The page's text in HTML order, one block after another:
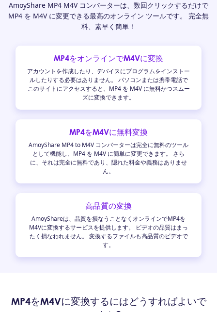
AmoyShare MP4 M4V コンバーターは、数回クリックするだけで
MP4 を M4V に変更できる最高のオンライン ツールです。 完全無
料、素早く簡単！
MP4をオンラインでM4Vに変換
アカウントを作成したり、デバイスにプログラムをインストー
ルしたりする必要はありません。 パソコンまたは携帯電話で
このサイトにアクセスすると、MP4 を M4V に無料かつスムー
ズに変換できます。
MP4をM4Vに無料変換
AmoyShare MP4 to M4V コンバーターは完全に無料のツール
として機能し、MP4 を M4V に簡単に変更できます。 さら
に、それは完全に無料であり、隠れた料金や義務はありませ
ん。
高品質の変換
AmoyShareは、品質を損なうことなくオンラインでMP4を
M4Vに変換するサービスを提供します。 ビデオの品質はまっ
たく損なわれません。 変換するファイルも高品質のビデオで
す。
MP4をM4Vに変換するにはどうすればよいで